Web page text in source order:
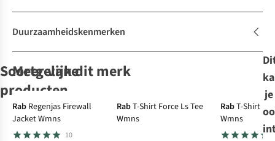
Duurzaamheidskenmerken
Soortgelijke
producten
Sherpa T-Shirt
Neha V-Neck Tee
Sherpa
T-Shirt
Neha V-Neck Tee
Patagonia
T-
Shirt P-6 Logo
-30%
Sherpa
T-Shirt
Neha V-Neck Tee
Meer van dit merk
Rab Regenjas Firewall
Jacket Wmns
10
RabT-Shirt Force Ls Tee
Wmns
RabT-Shirt
Wmns
je